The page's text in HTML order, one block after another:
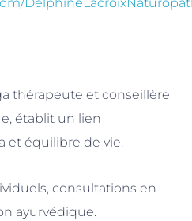
thérapeute et conseillère
établit un lien
et équilibre de vie.
consultations en
ayurvédique.